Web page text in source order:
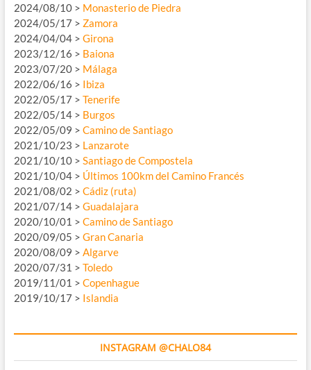
2024/08/10 > Monasterio de Piedra
2024/05/17 > Zamora
2024/04/04 > Girona
2023/12/16 > Baiona
2023/07/20 > Málaga
2022/06/16 > Ibiza
2022/05/17 > Tenerife
2022/05/14 > Burgos
2022/05/09 > Camino de Santiago
2021/10/23 > Lanzarote
2021/10/10 > Santiago de Compostela
2021/10/04 > Últimos 100km del Camino Francés
2021/08/02 > Cádiz (ruta)
2021/07/14 > Guadalajara
2020/10/01 > Camino de Santiago
2020/09/05 > Gran Canaria
2020/08/09 > Algarve
2020/07/31 > Toledo
2019/11/01 > Copenhague
2019/10/17 > Islandia
INSTAGRAM @CHALO84